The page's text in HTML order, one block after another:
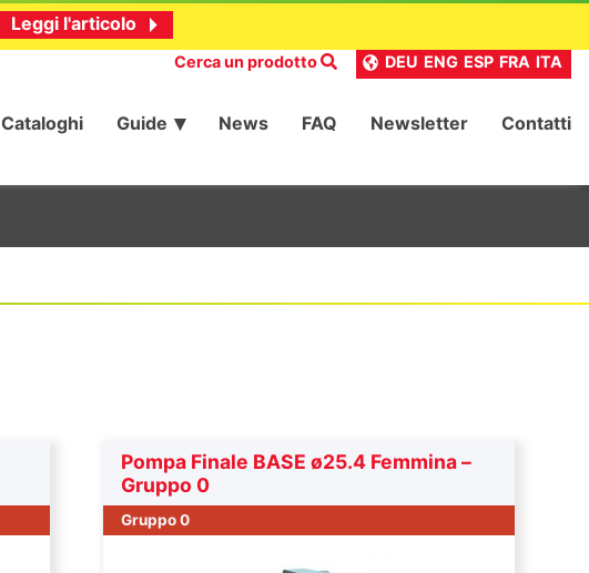
Leggi l'articolo
Cerca un prodotto DEU ENG ESP FRA ITA
Cataloghi Guide News FAQ Newsletter Contatti
Pompa Finale BASE ø25.4 Femmina –
Gruppo 0
Gruppo 0